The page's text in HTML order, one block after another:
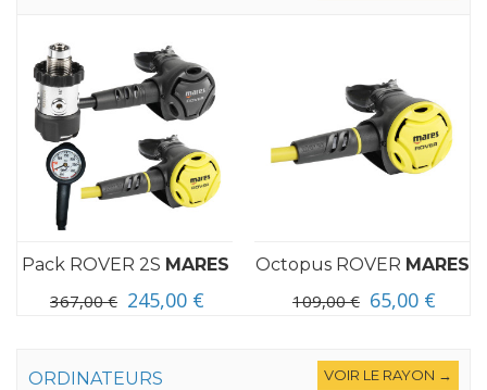
Pack ROVER 2S MARES
367,00 € 245,00 €
Octopus ROVER MARES
109,00 € 65,00 €
ORDINATEURS VOIR LE RAYON →